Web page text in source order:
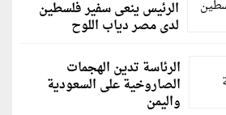
الرئيس ينعى سفير فلسطين
لدى مصر دياب اللوح
الرئاسة تدين الهجمات
الصاروخية على السعودية
واليمن